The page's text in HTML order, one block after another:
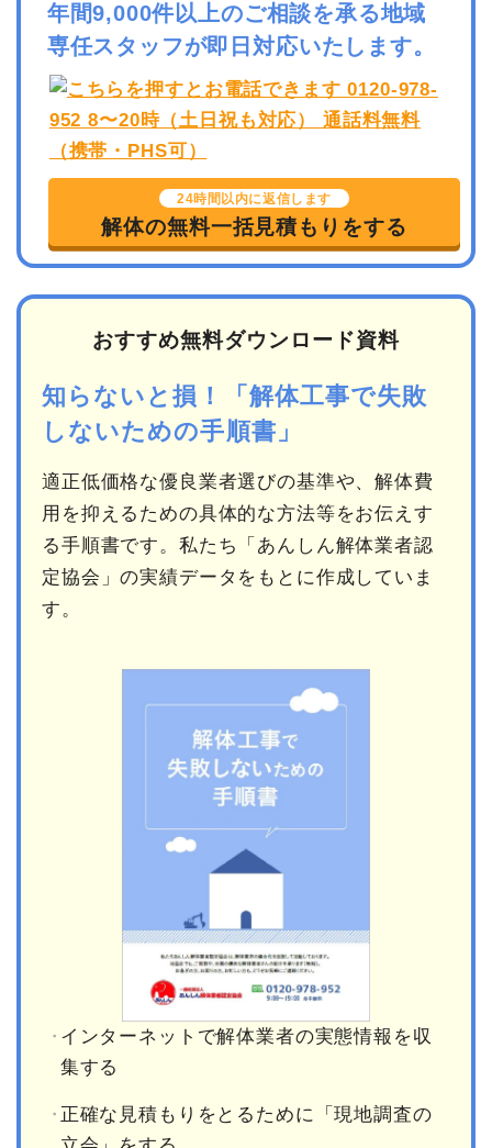
年間9,000件以上のご相談を承る地域
専任スタッフが即日対応いたします。
24時間以内に返信します
解体の無料一括見積もりをする
おすすめ無料ダウンロード資料
知らないと損！「解体工事で失敗
しないための手順書」
適正低価格な優良業者選びの基準や、解体費
用を抑えるための具体的な方法等をお伝えす
る手順書です。私たち「あんしん解体業者認
定協会」の実績データをもとに作成していま
す。
インターネットで解体業者の実態情報を収
集する
正確な見積もりをとるために「現地調査の